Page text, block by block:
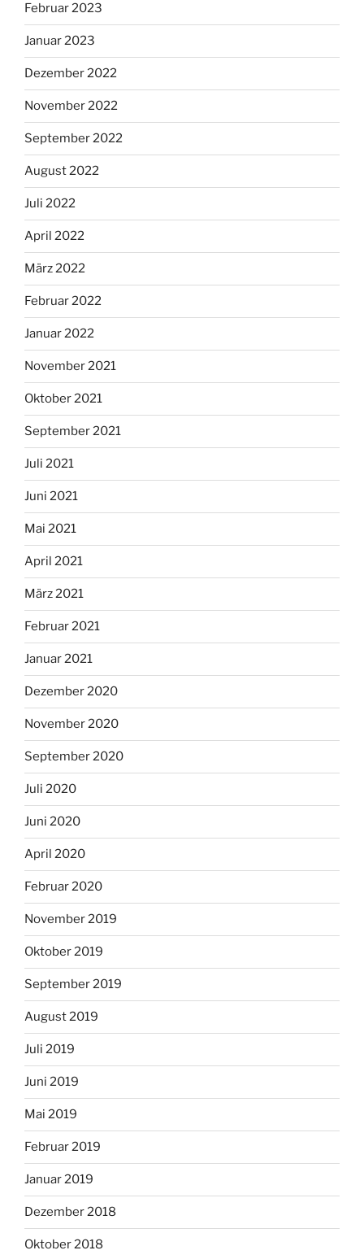
Februar 2023
Januar 2023
Dezember 2022
November 2022
September 2022
August 2022
Juli 2022
April 2022
März 2022
Februar 2022
Januar 2022
November 2021
Oktober 2021
September 2021
Juli 2021
Juni 2021
Mai 2021
April 2021
März 2021
Februar 2021
Januar 2021
Dezember 2020
November 2020
September 2020
Juli 2020
Juni 2020
April 2020
Februar 2020
November 2019
Oktober 2019
September 2019
August 2019
Juli 2019
Juni 2019
Mai 2019
Februar 2019
Januar 2019
Dezember 2018
Oktober 2018